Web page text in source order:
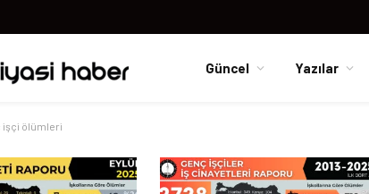
Güncel Yazılar
işçi ölümleri